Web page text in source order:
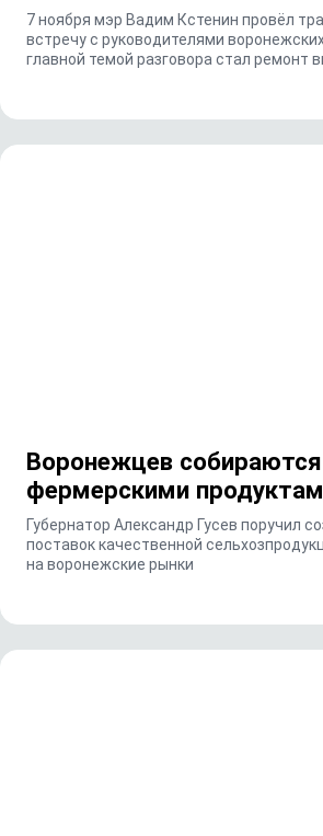
7 ноября мэр Вадим Кстенин провёл
встречу с руководителями
главной темой разговора стал ремонт
Воронежцев
фермерскими
Губернатор Александр Гусев поручил
поставок качественной
на воронежские рынки